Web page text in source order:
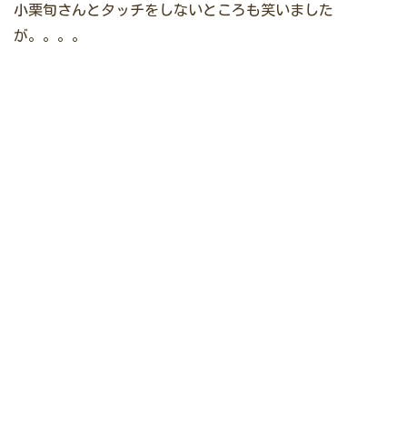
小栗旬さんとタッチをしないところも笑いました
が。。。。